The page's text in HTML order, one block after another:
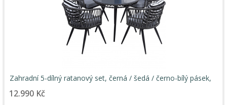
Zahradní 5-dílný ratanový set, černá / šedá / černo-bílý pásek,
12.990 Kč